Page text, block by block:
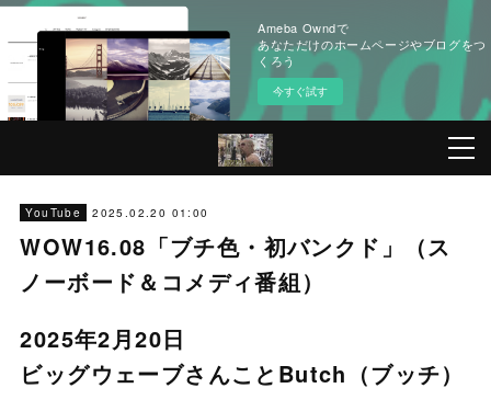
Ameba Owndで
あなただけのホームページやブログをつ
くろう
今すぐ試す
YouTube 2025.02.20 01:00
WOW16.08「ブチ色・初バンクド」（ス
ノーボード＆コメディ番組）
2025年2月20日
ビッグウェーブさんことButch（ブッチ）